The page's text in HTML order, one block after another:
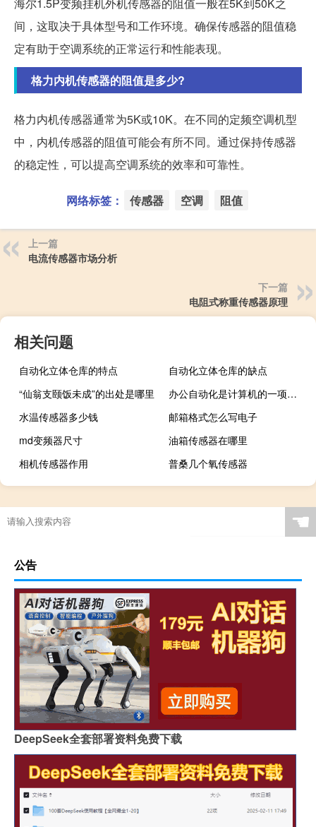
间，这取决于具体型号和工作环境。确保传感器的阻值稳
定有助于空调系统的正常运行和性能表现。
格力内机传感器的阻值是多少?
格力内机传感器通常为5K或10K。在不同的定频空调机型
中，内机传感器的阻值可能会有所不同。通过保持传感器
的稳定性，可以提高空调系统的效率和可靠性。
网络标签： 传感器 空调 阻值
上一篇
电流传感器市场分析
下一篇
电阻式称重传感器原理
相关问题
自动化立体仓库的特点
自动化立体仓库的缺点
“仙翁支颐饭未成”的出处是哪里
办公自动化是计算机的一项应用
水温传感器多少钱
邮箱格式怎么写电子
md变频器尺寸
油箱传感器在哪里
相机传感器作用
普桑几个氧传感器
☚
公告
DeepSeek全套部署资料免费下载